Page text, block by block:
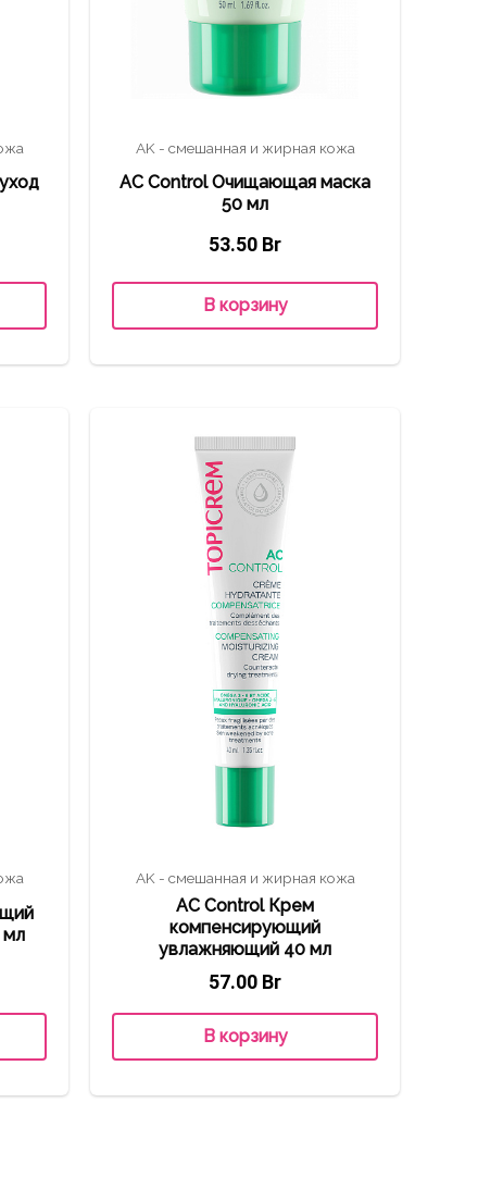
AK - смешанная и жирная кожа
AC Control Очищающая маска
50 мл
53.50 Br
В корзину
мл
AK - смешанная и жирная кожа
АC Control Крем
компенсирующий
увлажняющий 40 мл
57.00 Br
В корзину